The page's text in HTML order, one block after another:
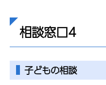
相談窓口4
子どもの相談